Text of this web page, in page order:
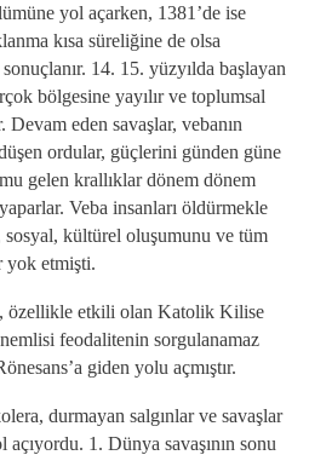
yol açarken, 1381’de ise
kısa süreliğine de olsa
14. 15. yüzyılda başlayan
bölgesine yayılır ve toplumsal
eden savaşlar, vebanın
ordular, güçlerini günden güne
gelen krallıklar dönem dönem
Veba insanları öldürmekle
kültürel oluşumunu ve tüm
yok etmişti.
özellikle etkili olan Katolik Kilise
feodalitenin sorgulanamaz
giden yolu açmıştır.
durmayan salgınlar ve savaşlar
1. Dünya savaşının sonu